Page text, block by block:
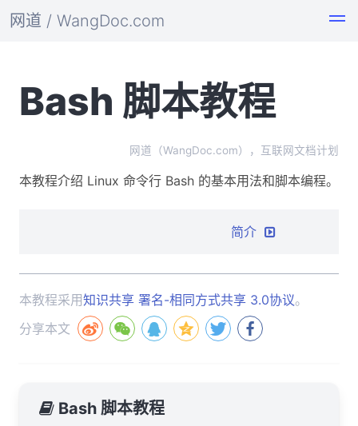
网道 / WangDoc.com
Bash 脚本教程
网道（WangDoc.com），互联网文档计划
本教程介绍 Linux 命令行 Bash 的基本用法和脚本编程。
简介
本教程采用知识共享 署名-相同方式共享 3.0协议。
分享本文
Bash 脚本教程